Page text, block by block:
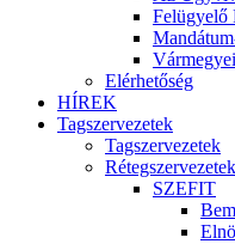
Felügyelő
Elérhetőség
HÍREK
Tagszervezetek
Tagszervezetek
Rétegszervezetek
SZEFIT